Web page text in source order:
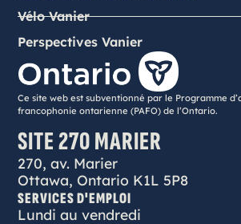
Vélo Vanier
Perspectives Vanier
Ce site web est subventionné par le Programme
francophonie ontarienne (PAFO) de l’Ontario.
SITE 270 MARIER
270, av. Marier
Ottawa, Ontario K1L 5P8
SERVICES D'EMPLOI
Lundi au vendredi